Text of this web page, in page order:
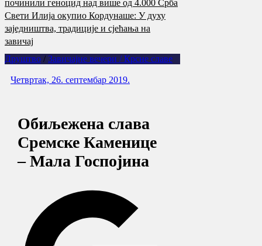
починили геноцид над више од 4.000 Срба
Свети Илија окупио Кордунаше: У духу
заједништва, традиције и сјећања на
завичај
Друштво / Завичајне вечери / Крсне славе
Четвртак, 26. септембар 2019.
Обиљежена слава
Сремске Каменице
– Мала Госпојина